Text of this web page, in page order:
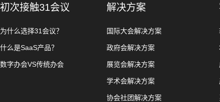
初次接触31会议
为什么选择31会议？
什么是SaaS产品？
数字办会VS传统办会
解决方案
国际大会解决方案
政府会解决方案
展览会解决方案
学术会解决方案
协会社团解决方案